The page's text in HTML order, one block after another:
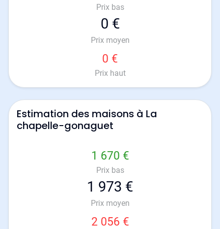
Prix bas
0 €
Prix moyen
0 €
Prix haut
Estimation des maisons à La
chapelle-gonaguet
1 670 €
Prix bas
1 973 €
Prix moyen
2 056 €